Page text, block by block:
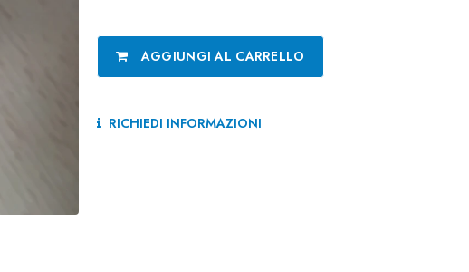
AGGIUNGI AL CARRELLO
RICHIEDI INFORMAZIONI